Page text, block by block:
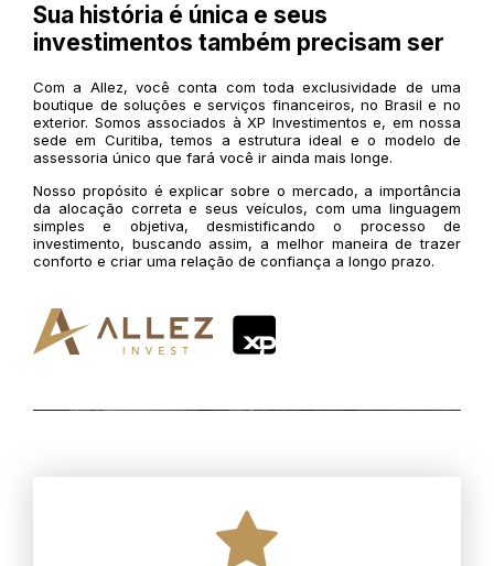
Sua história é única e seus
investimentos também precisam ser
Com a Allez, você conta com toda exclusividade de uma
boutique de soluções e serviços financeiros, no Brasil e no
exterior. Somos associados à XP Investimentos e, em nossa
sede em Curitiba, temos a estrutura ideal e o modelo de
assessoria único que fará você ir ainda mais longe.
Nosso propósito é explicar sobre o mercado, a importância
da alocação correta e seus veículos, com uma linguagem
simples e objetiva, desmistificando o processo de
investimento, buscando assim, a melhor maneira de trazer
conforto e criar uma relação de confiança a longo prazo.